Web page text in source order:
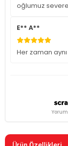
oğlumuz
E** A**
Her zaman